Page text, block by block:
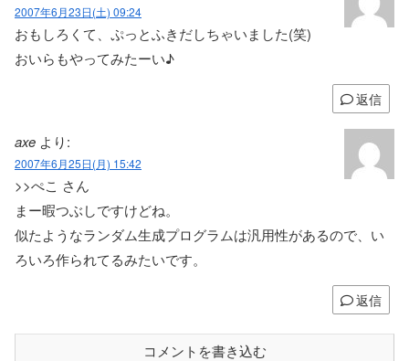
2007年6月23日(土) 09:24
おもしろくて、ぷっとふきだしちゃいました(笑)
おいらもやってみたーい♪
返信
axe より:
2007年6月25日(月) 15:42
>>ぺこ さん
まー暇つぶしですけどね。
似たようなランダム生成プログラムは汎用性があるので、い
ろいろ作られてるみたいです。
返信
コメントを書き込む